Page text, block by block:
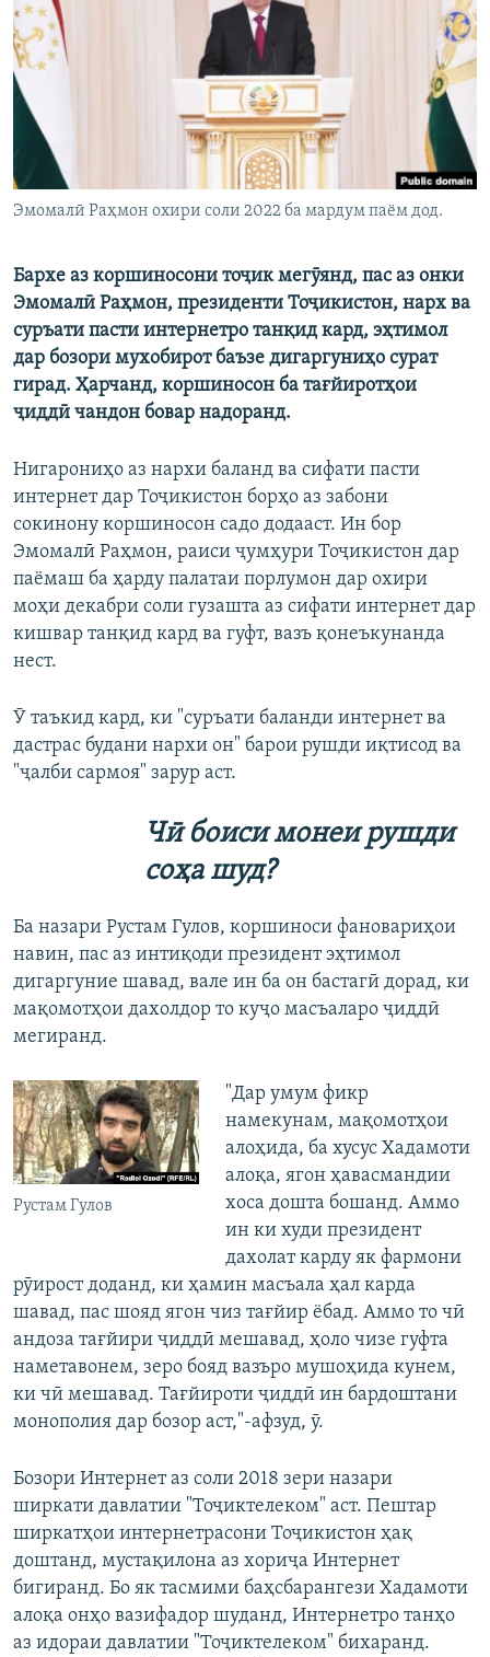
ГУЗОРИШҲОИ РАДИОӢ
Русский
ПАЙГИРӢ КУНЕД
Эмомалӣ Раҳмон охири соли 2022 ба мардум паём дод.
Бархе аз коршиносони тоҷик мегӯянд, пас аз онки
Эмомалӣ Раҳмон, президенти Тоҷикистон, нарх ва
суръати пасти интернетро танқид кард, эҳтимол
дар бозори мухобирот баъзе дигаргуниҳо сурат
гирад. Ҳарчанд, коршиносон ба тағйиротҳои
ҷиддӣ чандон бовар надоранд.
Нигарониҳо аз нархи баланд ва сифати пасти
интернет дар Тоҷикистон борҳо аз забони
сокинону коршиносон садо додааст. Ин бор
Эмомалӣ Раҳмон, раиси ҷумҳури Тоҷикистон дар
паёмаш ба ҳарду палатаи порлумон дар охири
моҳи декабри соли гузашта аз сифати интернет дар
кишвар танқид кард ва гуфт, вазъ қонеъкунанда
нест.
Ӯ таъкид кард, ки "суръати баланди интернет ва
дастрас будани нархи он" барои рушди иқтисод ва
"ҷалби сармоя" зарур аст.
Чӣ боиси монеи рушди
соҳа шуд?
Ба назари Рустам Гулов, коршиноси фановариҳои
навин, пас аз интиқоди президент эҳтимол
дигаргуние шавад, вале ин ба он бастагӣ дорад, ки
мақомотҳои дахолдор то куҷо масъаларо ҷиддӣ
мегиранд.
Рустам Гулов
"Дар умум фикр
намекунам, мақомотҳои
алоҳида, ба хусус Хадамоти
алоқа, ягон ҳавасмандии
хоса дошта бошанд. Аммо
ин ки худи президент
дахолат карду як фармони
рӯирост доданд, ки ҳамин масъала ҳал карда
шавад, пас шояд ягон чиз тағйир ёбад. Аммо то чӣ
андоза тағйири ҷиддӣ мешавад, ҳоло чизе гуфта
наметавонем, зеро бояд вазъро мушоҳида кунем,
ки чӣ мешавад. Тағйироти ҷиддӣ ин бардоштани
монополия дар бозор аст,"-афзуд, ӯ.
Бозори Интернет аз соли 2018 зери назари
ширкати давлатии "Тоҷиктелеком" аст. Пештар
ширкатҳои интернетрасони Тоҷикистон ҳақ
доштанд, мустақилона аз хориҷа Интернет
бигиранд. Бо як тасмими баҳсбарангези Хадамоти
алоқа онҳо вазифадор шуданд, Интернетро танҳо
аз идораи давлатии "Тоҷиктелеком" бихаранд.